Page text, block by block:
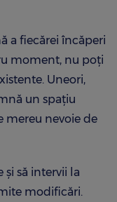
a fiecărei încăperi
moment, nu poți
Uneori,
un spațiu
mereu nevoie de
și să intervii la
modificări.